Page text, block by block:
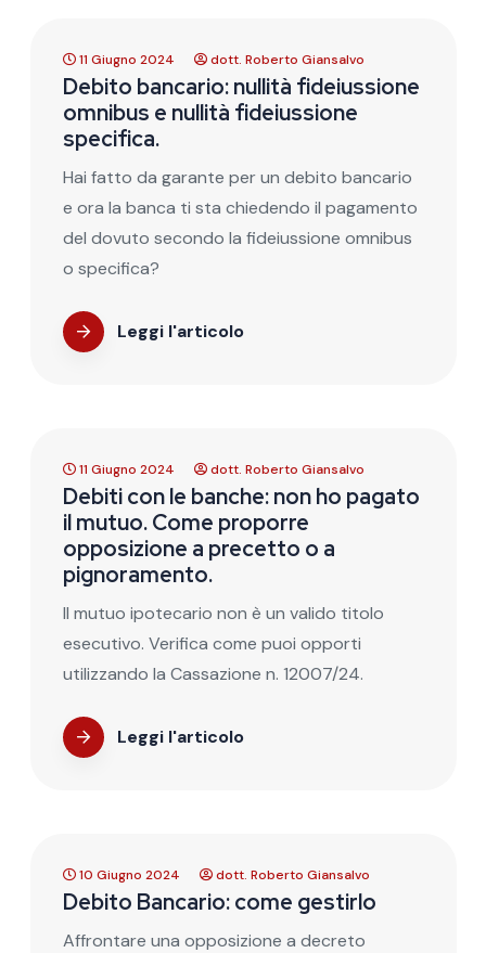
11 Giugno 2024 dott. Roberto Giansalvo
Debito bancario: nullità fideiussione
omnibus e nullità fideiussione
specifica.
Hai fatto da garante per un debito bancario
e ora la banca ti sta chiedendo il pagamento
del dovuto secondo la fideiussione omnibus
o specifica?
Leggi l'articolo
11 Giugno 2024 dott. Roberto Giansalvo
Debiti con le banche: non ho pagato
il mutuo. Come proporre
opposizione a precetto o a
pignoramento.
Il mutuo ipotecario non è un valido titolo
esecutivo. Verifica come puoi opporti
utilizzando la Cassazione n. 12007/24.
Leggi l'articolo
10 Giugno 2024 dott. Roberto Giansalvo
Debito Bancario: come gestirlo
Affrontare una opposizione a decreto